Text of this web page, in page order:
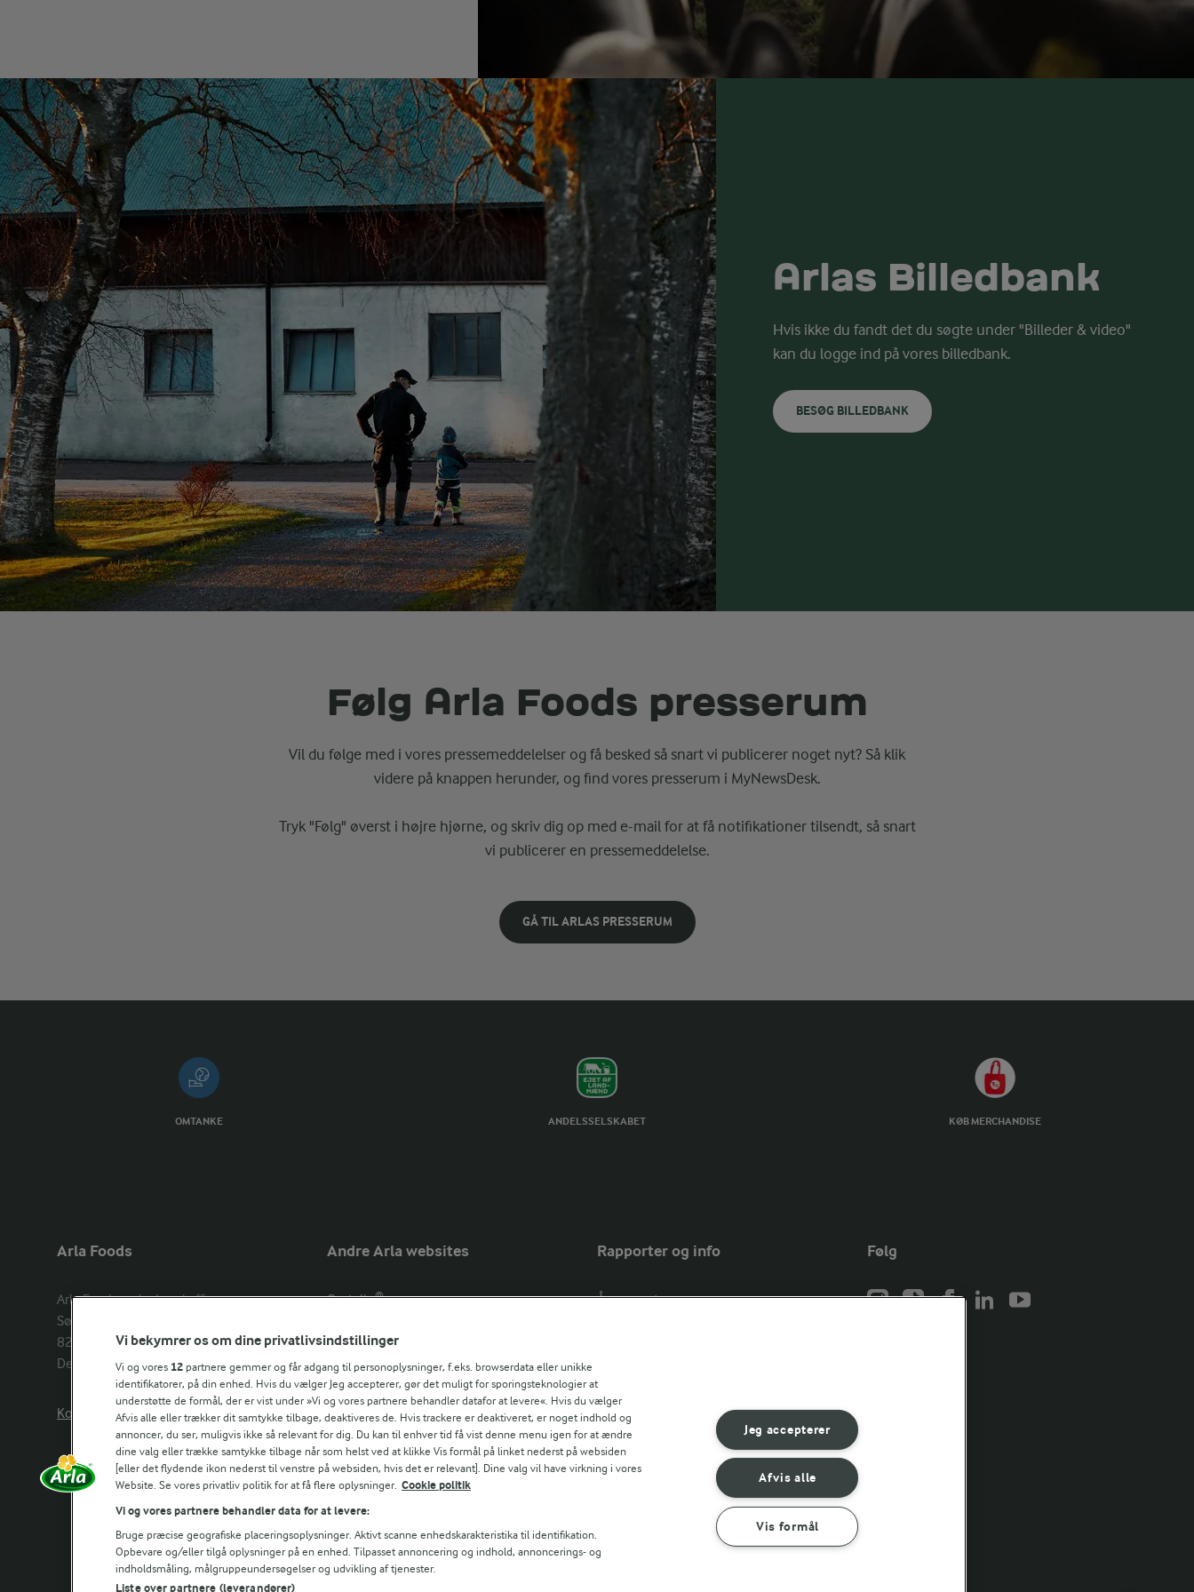
Arlas Billedbank
Hvis ikke du fandt det du søgte under "Billeder & video"
kan du logge ind på vores billedbank.
BESØG BILLEDBANK
Følg Arla Foods presserum
Vil du følge med i vores pressemeddelelser og få besked så snart vi publicerer noget nyt? Så klik
videre på knappen herunder, og find vores presserum i MyNewsDesk.
Tryk "Følg" øverst i højre hjørne, og skriv dig op med e-mail for at få notifikationer tilsendt, så snart
vi publicerer en pressemeddelelse.
GÅ TIL ARLAS PRESSERUM
OMTANKE ANDELSSELSKABET KØB MERCHANDISE
Arla Foods
Arla Foods amba head office
Sønderhøj 14,
8260 Viby J
Denmark
Kontakt os her
Andre Arla websites
Castello®
Arla Unika
Arla shop
Arla in other countries
Rapporter og info
Årsrapport
Arla Foods
Fødevarestyrelsens smiley-rapporter for
Jörd
Fødevarestyrelsens smiley-rapporter for
Lurpak PB
Følg
Vi bekymrer os om dine privatlivsindstillinger
Vi og vores 12 partnere gemmer og får adgang til personoplysninger, f.eks. browserdata eller unikke
identifikatorer, på din enhed. Hvis du vælger Jeg accepterer, gør det muligt for sporingsteknologier at
understøtte de formål, der er vist under »Vi og vores partnere behandler datafor at levere«. Hvis du vælger
Afvis alle eller trækker dit samtykke tilbage, deaktiveres de. Hvis trackere er deaktiveret, er noget indhold og
annoncer, du ser, muligvis ikke så relevant for dig. Du kan til enhver tid få vist denne menu igen for at ændre
dine valg eller trække samtykke tilbage når som helst ved at klikke Vis formål på linket nederst på websiden
[eller det flydende ikon nederst til venstre på websiden, hvis det er relevant]. Dine valg vil have virkning i vores
Website. Se vores privatliv politik for at få flere oplysninger. Cookie politik
Vi og vores partnere behandler data for at levere:
Bruge præcise geografiske placeringsoplysninger. Aktivt scanne enhedskarakteristika til identifikation.
Opbevare og/eller tilgå oplysninger på en enhed. Tilpasset annoncering og indhold, annoncerings- og
indholdsmåling, målgruppeundersøgelser og udvikling af tjenester.
Liste over partnere (leverandører)
Jeg accepterer
Afvis alle
Vis formål